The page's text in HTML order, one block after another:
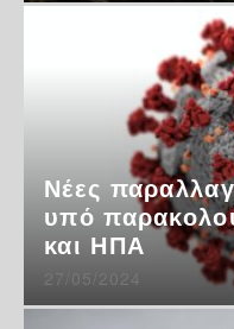
Νέες
υπό
και ΗΠΑ
27/05/2024